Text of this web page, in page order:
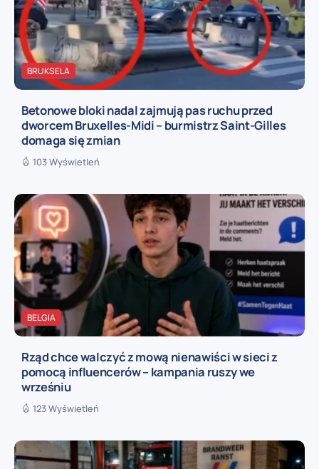
BRUKSELA
Betonowe bloki nadal zajmują pas ruchu przed
dworcem Bruxelles-Midi – burmistrz Saint-Gilles
domaga się zmian
103 Wyświetleń
BELGIA
Rząd chce walczyć z mową nienawiści w sieci z
pomocą influencerów – kampania ruszy we
wrześniu
123 Wyświetleń